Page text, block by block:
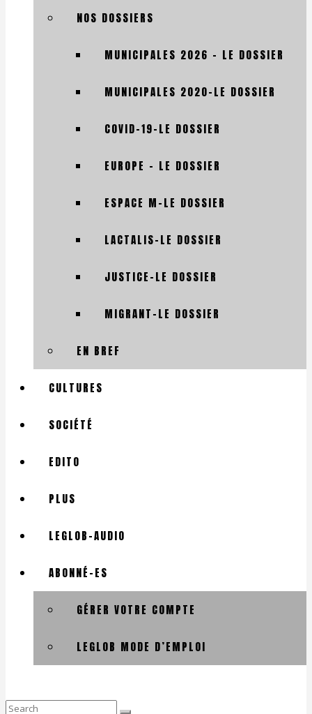
NOS DOSSIERS
MUNICIPALES 2026 – LE DOSSIER
MUNICIPALES 2020-LE DOSSIER
COVID-19-LE DOSSIER
EUROPE – LE DOSSIER
ESPACE M-LE DOSSIER
LACTALIS-LE DOSSIER
JUSTICE-LE DOSSIER
MIGRANT-LE DOSSIER
EN BREF
CULTURES
SOCIÉTÉ
EDITO
PLUS
LEGLOB-AUDIO
ABONNÉ-ES
GÉRER VOTRE COMPTE
LEGLOB MODE D’EMPLOI
Search